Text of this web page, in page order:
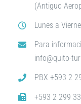
(Antiguo
Lunes a
Para
info@quito-
PBX +593 2
+593 2 299